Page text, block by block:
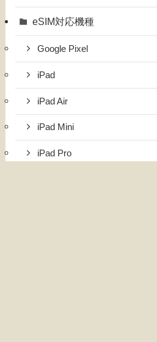
eSIM対応機種
Google Pixel
iPad
iPad Air
iPad Mini
iPad Pro